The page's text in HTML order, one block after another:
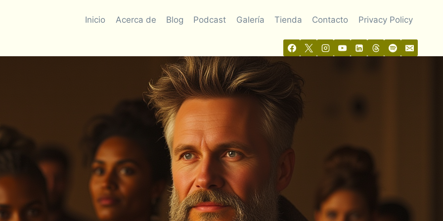
Inicio Acerca de Blog Podcast Galería Tienda Contacto Privacy Policy